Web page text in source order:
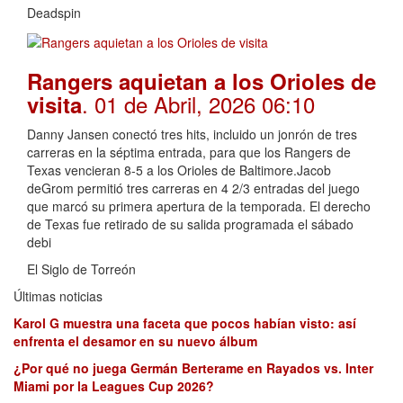
Deadspin
Rangers aquietan a los Orioles de
visita. 01 de Abril, 2026 06:10
Danny Jansen conectó tres hits, incluido un jonrón de tres
carreras en la séptima entrada, para que los Rangers de
Texas vencieran 8-5 a los Orioles de Baltimore.Jacob
deGrom permitió tres carreras en 4 2/3 entradas del juego
que marcó su primera apertura de la temporada. El derecho
de Texas fue retirado de su salida programada el sábado
debi
El Siglo de Torreón
Últimas noticias
Karol G muestra una faceta que pocos habían visto: así
enfrenta el desamor en su nuevo álbum
¿Por qué no juega Germán Berterame en Rayados vs. Inter
Miami por la Leagues Cup 2026?